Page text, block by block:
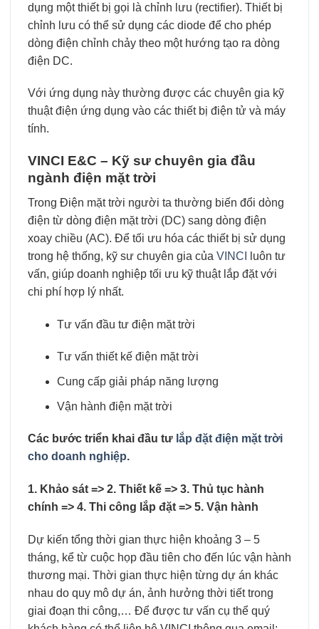
dụng một thiết bị gọi là chỉnh lưu (rectifier). Thiết bị
chỉnh lưu có thể sử dụng các diode để cho phép
dòng điện chỉnh chảy theo một hướng tạo ra dòng
điện DC.
Với ứng dụng này thường được các chuyên gia kỹ
thuật điện ứng dụng vào các thiết bị điện tử và máy
tính.
VINCI E&C – Kỹ sư chuyên gia đầu
ngành điện mặt trời
Trong Điện mặt trời người ta thường biến đổi dòng
điện từ dòng điện mặt trời (DC) sang dòng điện
xoay chiều (AC). Để tối ưu hóa các thiết bị sử dụng
trong hệ thống, kỹ sư chuyên gia của VINCI
luôn tư
vấn, giúp doanh nghiệp tối ưu kỹ thuật lắp đặt với
chi phí hợp lý nhất.
Tư vấn đầu tư điện mặt trời
Tư vấn thiết kế điện mặt trời
Cung cấp giải pháp năng lượng
Vận hành điện mặt trời
Các bước triển khai đầu tư lắp đặt điện mặt trời
cho doanh nghiệp.
1. Khảo sát => 2. Thiết kế => 3. Thủ tục hành
chính => 4. Thi công lắp đặt => 5. Vận hành
Dự kiến tổng thời gian thực hiện khoảng 3 – 5
tháng, kể từ cuộc họp đầu tiên cho đến lúc vận hành
thương mại. Thời gian thực hiện từng dự án khác
nhau do quy mô dự án, ảnh hưởng thời tiết trong
giai đoạn thi công,… Để được tư vấn cụ thể quý